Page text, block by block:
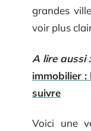
grandes
voir plus
A lire aussi :
immobilier
suivre
Voici une